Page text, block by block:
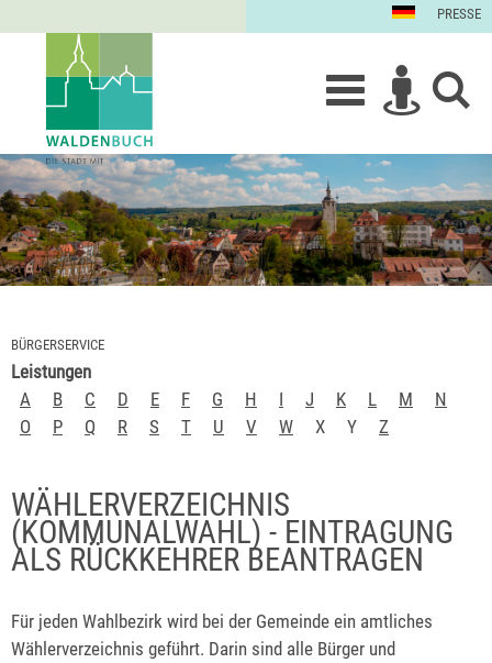
PRESSE
BÜRGERSERVICE
Leistungen
A
B C D E F G H I J K L M
N
O
P Q R S T U V W X Y Z
WÄHLERVERZEICHNIS
(KOMMUNALWAHL) - EINTRAGUNG
ALS RÜCKKEHRER BEANTRAGEN
Für jeden Wahlbezirk wird bei der Gemeinde ein amtliches
Wählerverzeichnis geführt. Darin sind alle Bürger und